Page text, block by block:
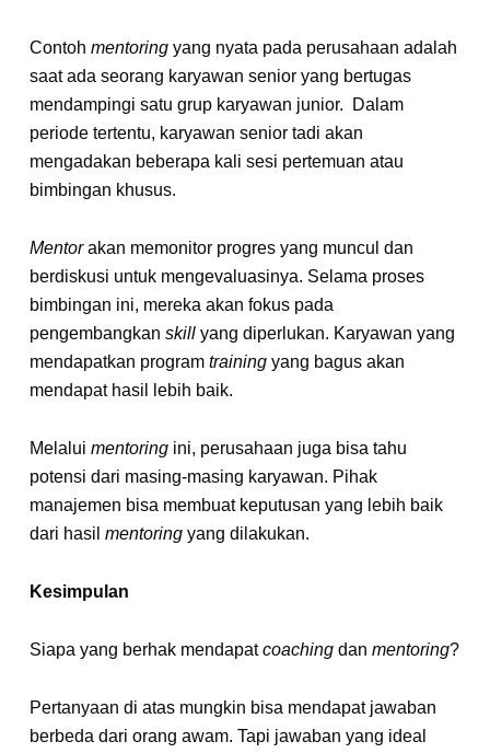
Contoh mentoringyang nyata pada perusahaan adalah
saat ada seorang karyawan senior yang bertugas
mendampingi satu grup karyawan junior. Dalam
periode tertentu, karyawan senior tadi akan
mengadakan beberapa kali sesi pertemuan atau
bimbingan khusus.
Mentorakan memonitor progres yang muncul dan
berdiskusi untuk mengevaluasinya. Selama proses
bimbingan ini, mereka akan fokus pada
pengembangkan skillyang diperlukan. Karyawan yang
mendapatkan program trainingyang bagus akan
mendapat hasil lebih baik.
Melalui mentoringini, perusahaan juga bisa tahu
potensi dari masing-masing karyawan. Pihak
manajemen bisa membuat keputusan yang lebih baik
dari hasil mentoringyang dilakukan.
Kesimpulan
Siapa yang berhak mendapatcoachingdan mentoring?
Pertanyaan di atas mungkin bisa mendapat jawaban
berbeda dari orang awam. Tapi jawaban yang ideal